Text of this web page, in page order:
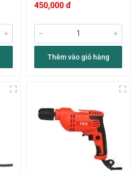
450,000 đ
Thêm vào giỏ hàng